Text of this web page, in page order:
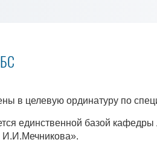
в целевую ординатуру по
единственной базой
И.И.Мечникова».